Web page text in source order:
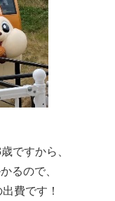
ですから、
るので、
費です！